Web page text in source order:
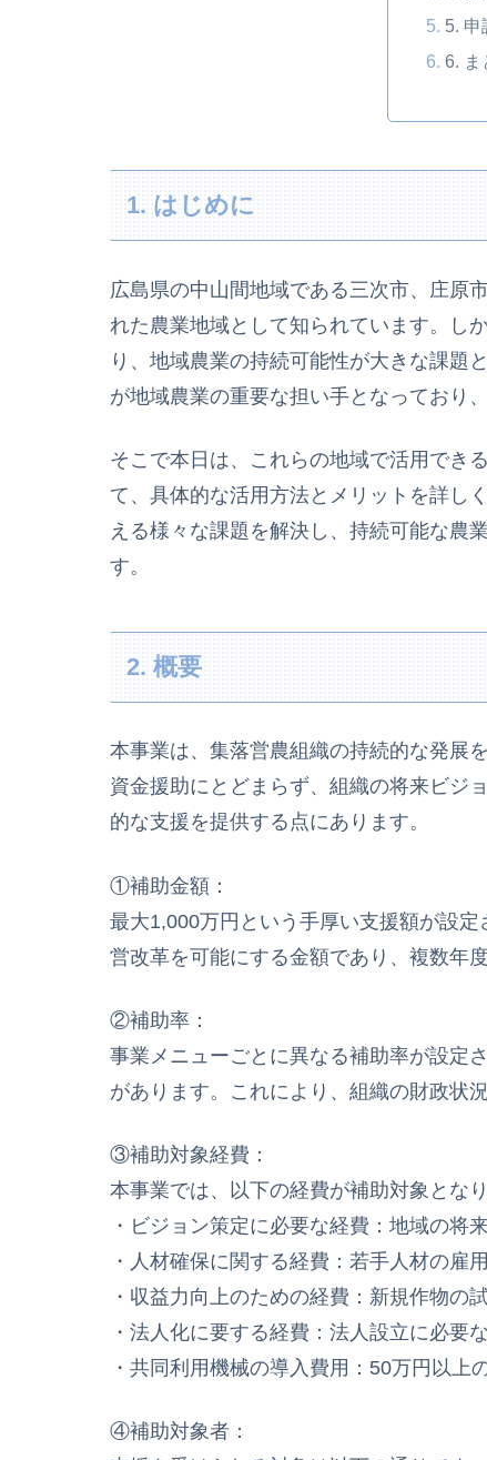
5. 申
6. ま
1. はじめに
広島県の中山間地域である三次市、庄原
れた農業地域として知られています。し
り、地域農業の持続可能性が大きな課題
が地域農業の重要な担い手となっており
そこで本日は、これらの地域で活用でき
て、具体的な活用方法とメリットを詳し
える様々な課題を解決し、持続可能な農
す。
2. 概要
本事業は、集落営農組織の持続的な発展
資金援助にとどまらず、組織の将来ビジ
的な支援を提供する点にあります。
①補助金額：
最大1,000万円という手厚い支援額が設
営改革を可能にする金額であり、複数年
②補助率：
事業メニューごとに異なる補助率が設定
があります。これにより、組織の財政状
③補助対象経費：
本事業では、以下の経費が補助対象となり
・ビジョン策定に必要な経費：地域の将
・人材確保に関する経費：若手人材の雇
・収益力向上のための経費：新規作物の
・法人化に要する経費：法人設立に必要
・共同利用機械の導入費用：50万円以上
④補助対象者：